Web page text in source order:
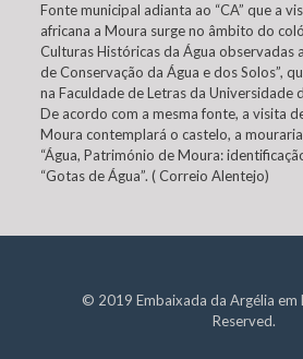
Fonte municipal adianta ao “CA” que a
africana a Moura surge no âmbito do
Culturas Históricas da Água observadas
de Conservação da Água e dos Solos”,
na Faculdade de Letras da Universidade
De acordo com a mesma fonte, a visita
Moura contemplará o castelo, a
“Água, Património de Moura:
“Gotas de Água”. ( Correio Alentejo)
© 2019 Embaixada da Argélia em
Reserved.